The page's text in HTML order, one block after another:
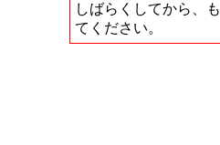
しばらくしてから、
てください。